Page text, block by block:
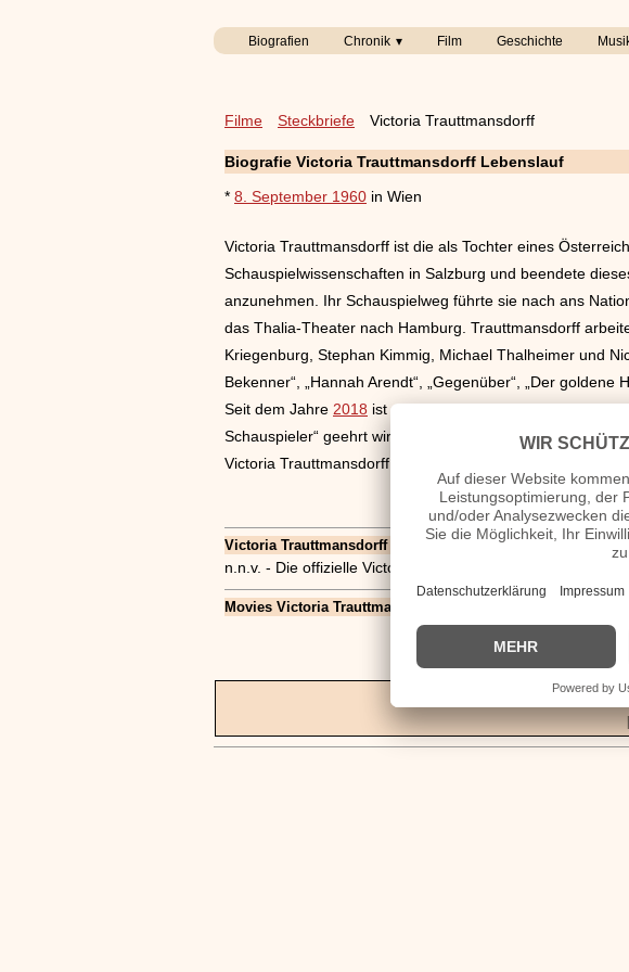
Biografien Chronik Film Geschichte
Filme Steckbriefe Victoria Trauttmansdorff
Biografie Victoria Trauttmansdorff Lebenslauf
* 8. September 1960 in Wien
Victoria Trauttmansdorff ist die als Tochter eines
Schauspielwissenschaften in Salzburg und beendete
anzunehmen. Ihr Schauspielweg führte sie nach ans
das Thalia-Theater nach Hamburg. Trauttmansdorff
Kriegenburg, Stephan Kimmig, Michael Thalheimer und
Bekenner“, „Hannah Arendt“, „Gegenüber“, „Der
Seit dem Jahre 2018 ist sie als erste Frau Inhaberin des
Schauspieler“ geehrt wird.
Victoria Trauttmansdorff ist seit dem Jahre 1993
Victoria Trauttmansdorff Seiten, Kurzbio, Familie,
n.n.v. - Die offizielle Victoria Trauttmansdorff Homepage /
Movies Victoria Trauttmansdorff Filme
| ©